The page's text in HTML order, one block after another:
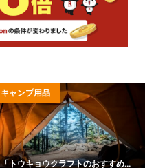
キャンプ用品
「トウキョウクラフトのおすすめ...